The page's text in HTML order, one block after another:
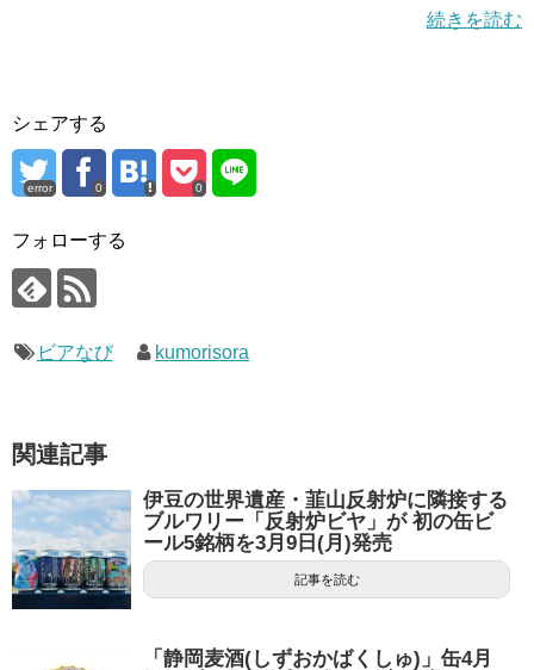
続きを読む
シェアする
error 0 0
フォローする
ビアなび kumorisora
関連記事
伊豆の世界遺産・韮山反射炉に隣接する
ブルワリー「反射炉ビヤ」が 初の缶ビ
ール5銘柄を3月9日(月)発売
記事を読む
「静岡麦酒(しずおかばくしゅ)」缶4月